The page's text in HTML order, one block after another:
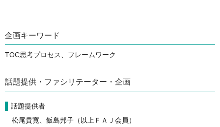
企画キーワード
TOC思考プロセス、フレームワーク
話題提供・ファシリテーター・企画
話題提供者
松尾貴寛、飯島邦子（以上ＦＡＪ会員）